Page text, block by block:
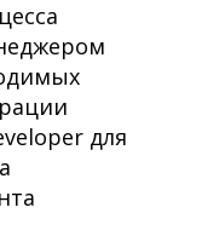
для